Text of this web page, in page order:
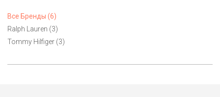
Все Бренды (6)
Ralph Lauren (3)
Tommy Hilfiger (3)